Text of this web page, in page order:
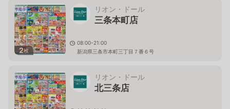
2枚
リオン・ドール
三条本町店
08:00-21:00
新潟県三条市本町三丁目７番６号
リオン・ドール
北三条店